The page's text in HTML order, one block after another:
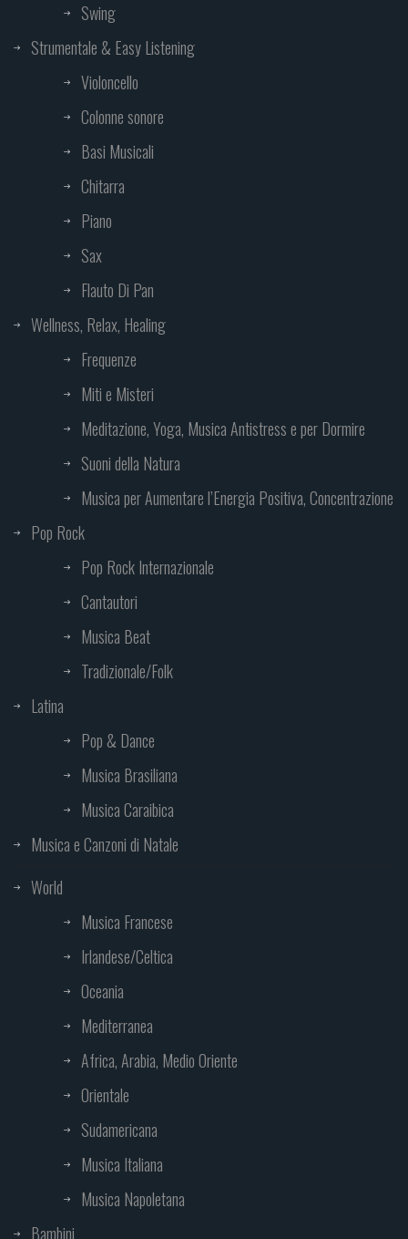
Swing
Strumentale & Easy Listening
Violoncello
Colonne sonore
Basi Musicali
Chitarra
Piano
Sax
Flauto Di Pan
Wellness, Relax, Healing
Frequenze
Miti e Misteri
Meditazione, Yoga, Musica Antistress e per Dormire
Suoni della Natura
Musica per Aumentare l’Energia Positiva, Concentrazione
Pop Rock
Pop Rock Internazionale
Cantautori
Musica Beat
Tradizionale/Folk
Latina
Pop & Dance
Musica Brasiliana
Musica Caraibica
Musica e Canzoni di Natale
World
Musica Francese
Irlandese/Celtica
Oceania
Mediterranea
Africa, Arabia, Medio Oriente
Orientale
Sudamericana
Musica Italiana
Musica Napoletana
Bambini